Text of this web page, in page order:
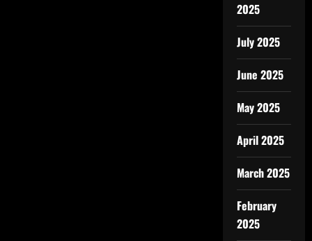
2025
July 2025
June 2025
May 2025
April 2025
March 2025
February
2025